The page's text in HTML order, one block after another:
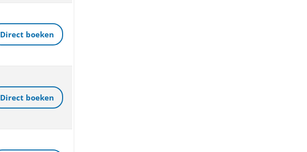
Direct boeken
Direct boeken